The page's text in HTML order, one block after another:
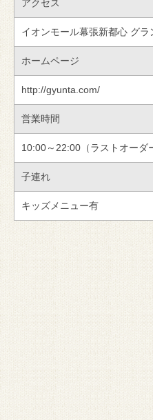
アクセス
イオンモール幕張新都心 グラ
ホームページ
http://gyunta.com/
営業時間
10:00～22:00（ラストオーダ
子連れ
キッズメニュー有